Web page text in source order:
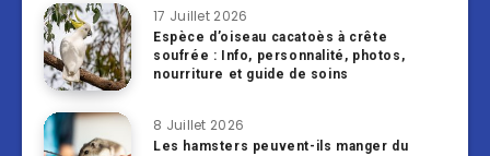
17 Juillet 2026
Espèce d’oiseau cacatoès à crête
soufrée : Info, personnalité, photos,
nourriture et guide de soins
8 Juillet 2026
Les hamsters peuvent-ils manger du